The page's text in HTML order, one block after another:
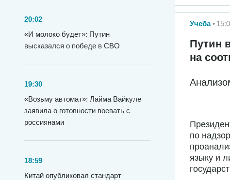
20:02
«И молоко будет»: Путин
высказался о победе в СВО
19:30
«Возьму автомат»: Лайма Вайкуле
заявила о готовности воевать с
россиянами
18:59
Китай опубликовал стандарт
Учеба
Путин
на
по
языку и